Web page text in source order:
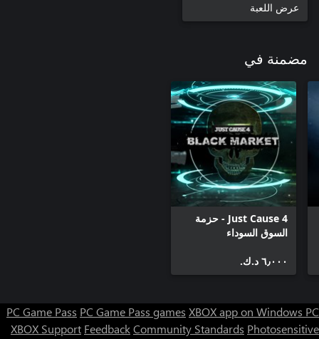
عرض اللعبة
مضمنة في
Just Cause 4 - حزمة
السوق السوداء
٦٫٠٠٠ د.ك.‏
PC Game Pass PC Game Pass games XBOX app on Windows PC
XBOX Support FeedbackCommunity Standards Photosensitive